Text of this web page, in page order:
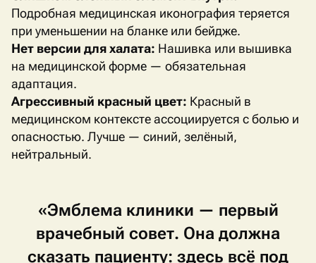
Подробная медицинская иконография теряется
при уменьшении на бланке или бейдже.
Нет версии для халата: Нашивка или вышивка
на медицинской форме — обязательная
адаптация.
Агрессивный красный цвет: Красный в
медицинском контексте ассоциируется с болью и
опасностью. Лучше — синий, зелёный,
нейтральный.
«Эмблема клиники — первый
врачебный совет. Она должна
сказать пациенту: здесь всё под